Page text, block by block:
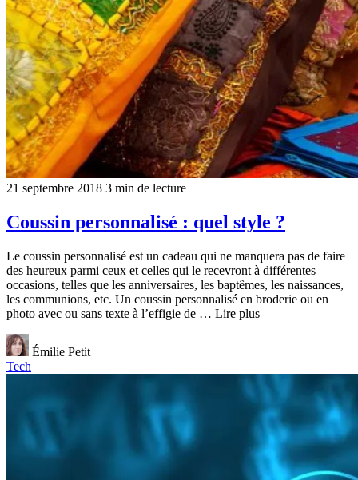
21 septembre 2018 3 min de lecture
Coussin personnalisé : quel style ?
Le coussin personnalisé est un cadeau qui ne manquera pas de faire
des heureux parmi ceux et celles qui le recevront à différentes
occasions, telles que les anniversaires, les baptêmes, les naissances,
les communions, etc. Un coussin personnalisé en broderie ou en
photo avec ou sans texte à l’effigie de … Lire plus
Émilie Petit
Tech